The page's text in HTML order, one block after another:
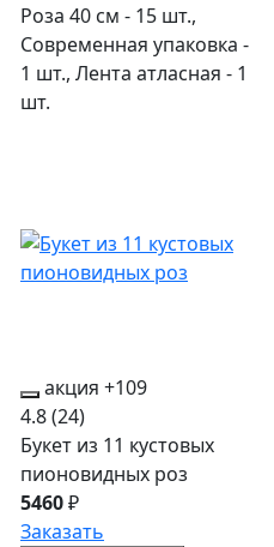
Роза 40 см - 15 шт.,
Современная упаковка -
1 шт., Лента атласная - 1
шт.
акция +109
4.8(24)
Букет из 11 кустовых
пионовидных роз
5460₽
Заказать